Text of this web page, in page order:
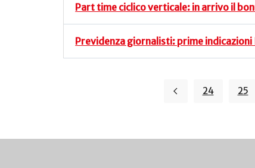
Part time ciclico verticale: in arrivo il
Previdenza giornalisti: prime
24 25